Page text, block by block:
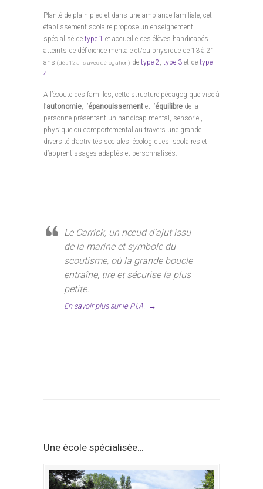
Planté de plain-pied et dans une ambiance familiale, cet
établissement scolaire propose un enseignement
spécialisé de type 1 et accueille des élèves handicapés
atteints de déficience mentale et/ou physique de 13 à 21
ans (dès 12 ans avec dérogation) de type 2 type 3 et de type
4
A l’écoute des familles, cette structure pédagogique vise à
l’autonomie , l’épanouissement et l’équilibre de la
personne présentant un handicap mental, sensoriel,
physique ou comportemental au travers une grande
diversité d’activités sociales, écologiques, scolaires et
d’apprentissages adaptés et personnalisés.
Le Carrick, un nœud d’ajut issu
de la marine et symbole du
scoutisme, où la grande boucle
entraîne, tire et sécurise la plus
petite…
En savoir plus sur le P.I.A. →
Une école spécialisée…